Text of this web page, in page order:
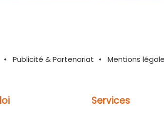
Publicité & Partenariat Mentions
Services